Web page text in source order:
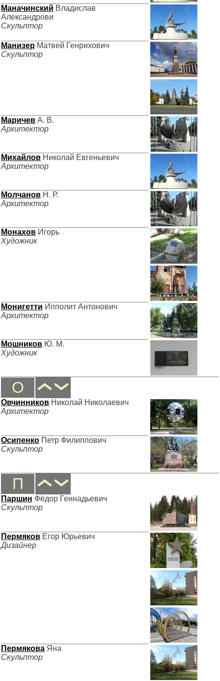
Маначинский Владислав
Александрови
Скульптор
Манизер Матвей Генрихович
Скульптор
Маричев А. В.
Архитектор
Михайлов Николай Евгеньевич
Архитектор
Молчанов Н. Р.
Архитектор
Монахов Игорь
Художник
Монигетти Ипполит Антонович
Архитектор
Мошников Ю. М.
Художник
О
Овчинников Николай Николаевич
Архитектор
Осипенко Петр Филиппович
Скульптор
П
Паршин Фёдор Геннадьевич
Скульптор
Пермяков Егор Юрьевич
Дизайнер
Пермякова Яна
Скульптор